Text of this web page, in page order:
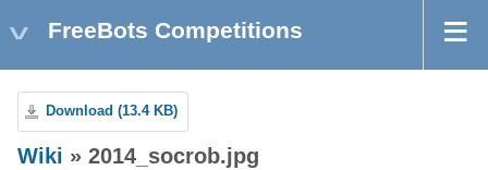
FreeBots Competitions
Download (13.4 KB)
Wiki » 2014_socrob.jpg